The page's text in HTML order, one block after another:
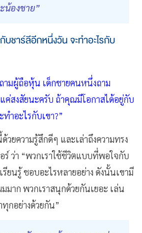
น้องชาย”
บชาร์ลีอีกหนึ่งวัน จะทำอะไรกับ
ามผู้ถือหุ้น เด็กชายคนหนึ่งถาม
ค่สงสัยนะครับ ถ้าคุณมีโอกาสได้อยู่กับ
ำอะไรกับเขา?”
ยความรู้สึกดีๆ และเล่าถึงความทรง
ร์ ว่า “พวกเราใช้ชีวิตแบบที่พอใจกับ
ยนรู้ ชอบอะไรหลายอย่าง ดังนั้นเขามี
มมาก พวกเราสนุกด้วยกันเยอะ เล่น
กอย่างด้วยกัน”